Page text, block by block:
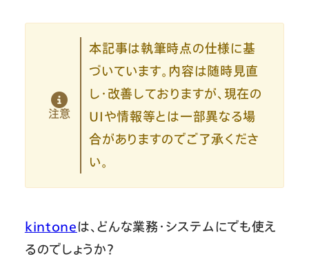
注意
本記事は執筆時点の仕様に基
づいています。内容は随時見直
し・改善しておりますが、現在の
UIや情報等とは一部異なる場
合がありますのでご了承くださ
い。
kintoneは、どんな業務・システムにでも使え
るのでしょうか？